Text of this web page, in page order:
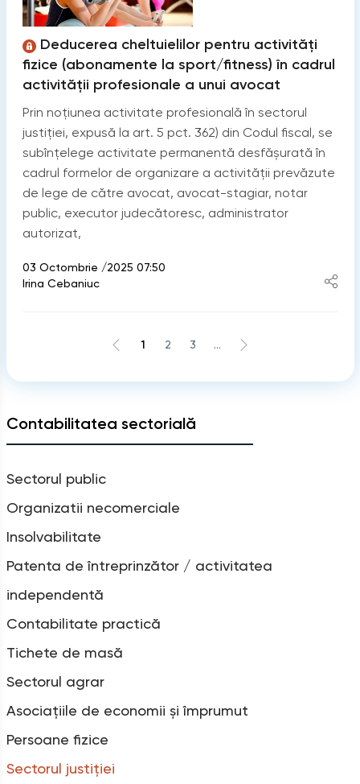
Contabilitatea sectorială
Sectorul public
Organizatii necomerciale
Insolvabilitate
Patenta de întreprinzător / activitatea
independentă
Contabilitate practică
Tichete de masă
Sectorul agrar
Asociațiile de economii și împrumut
Persoane fizice
Sectorul justiției
Deducerea cheltuielilor pentru activități
fizice (abonamente la sport/fitness) în cadrul
activității profesionale a unui avocat
Prin noțiunea activitate profesională în sectorul
justiției, expusă la art. 5 pct. 362) din Codul fiscal, se
subînțelege activitate permanentă desfăşurată în
cadrul formelor de organizare a activității prevăzute
de lege de către avocat, avocat-stagiar, notar
public, executor judecătoresc, administrator
autorizat,
03 Octombrie /2025 07:50
Irina Cebaniuc
1 2 3 ...